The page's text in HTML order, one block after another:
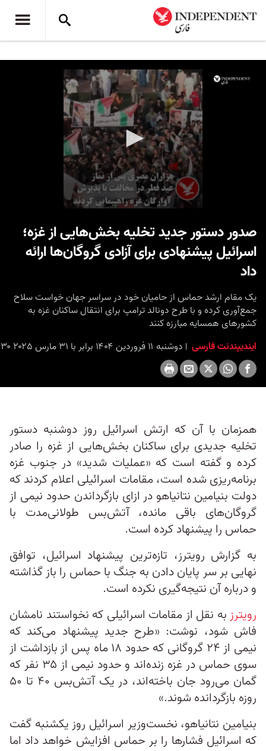
seconds
صدور دستور جدید تخلیه بخش‌هایی از غزه؛
اسرائیل پیشنهادی برای آزادی گروگان‌ها ارائه
داد
یک مقام ارشد حماس از حامیان خود در سراسر جهان خواست سلاح
جمع‌آوری کرده و با طرح دونالد ترامپ برای انتقال ساکنان غزه به
کشورهای همسایه مبارزه کنند
ایندیپندنت فارسی
دوشنبه ۱۱ فروردین ۱۴۰۴ برابر با ۳۱ مارس ۲۰۲۵ ۱۴:۳۰
همزمان با آن که ارتش اسرائيل روز دوشنبه دستور
تخلیه جدیدی برای ساکنان بخش‌هایی از غزه را صادر
کرده و گفته است که «عملیات شدید» در جنوب غزه
برنامه‌ریزی شده است، مقامات اسرائیلی اعلام کردند که
دولت بنیامین نتانیاهو در ازای بازگرداندن حدود نیمی از
گروگان‌های باقی مانده، آتش‌بس طولانی‌مدت با
حماس را پیشنهاد کرده است.
به گزارش رویترز، تازه‌ترین پیشنهاد اسرائیل، توافق
نهایی بر سر پایان دادن به جنگ با حماس را باز گذاشته
و درباره آن نتیجه‌گیری نکرده است.
رویترز به نقل از مقامات اسرائیلی که نخواستند نامشان
فاش شود، نوشت: «طرح جدید پیشنهاد می‌کند که
نیمی از ۲۴ گروگانی که حدود ۱۸ ماه پس از بازداشت از
سوی حماس در غزه زنده‌اند و حدود نیمی از ۳۵ نفر که
گمان می‌رود جان باخته‌اند، در یک آتش‌بس ۴۰ تا ۵۰
روزه بازگردانده شوند.»
بنیامین نتانیاهو، نخست‌وزیر اسرائیل روز یکشنبه گفت
که اسرائیل فشارها را بر حماس افزایش خواهد داد اما